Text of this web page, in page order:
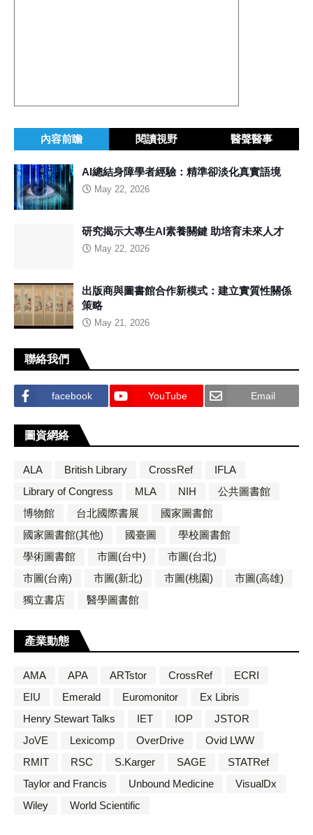
內容前瞻 閱讀視野 醫聲醫事
AI總結身障學者經驗：精準卻淡化真實語境
May 22, 2026
研究揭示大專生AI素養關鍵 助培育未來人才
May 22, 2026
出版商與圖書館合作新模式：建立實質性關係
策略
May 21, 2026
聯絡我們
facebook YouTube Email
圖資網絡
ALA British Library CrossRef
IFLA
Library of Congress
MLA NIH
公共圖書館
博物館
台北國際書展
國家圖書館
國家圖書館(其他)
國臺圖
學校圖書館
學術圖書館
市圖(台中)
市圖(台北)
市圖(台南)
市圖(新北) 市圖(桃園)
市圖(高雄)
獨立書店
醫學圖書館
產業動態
AMA APA ARTstor CrossRef
ECRI
EIU
Emerald Euromonitor
Ex Libris
Henry Stewart Talks
IET IOP
JSTOR
JoVE
Lexicomp OverDrive
Ovid LWW
RMIT
RSC S.Karger SAGE
STATRef
Taylor and Francis
Unbound Medicine
VisualDx
Wiley
World Scientific